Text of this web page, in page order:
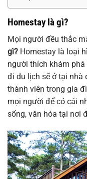
Homestay là gì?
Mọi người đều thắc
gì? Homestay là loại
người thích khám
đi du lịch sẽ ở tại nhà
thành viên trong gia
mọi người để có cái
sống, văn hóa tại nơi